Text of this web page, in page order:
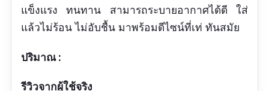
แข็งแรง ทนทาน สามารถระบายอากาศได้ดี ใส่
แล้วไม่ร้อน ไม่อับชื้น มาพร้อมดีไซน์ที่เท่ ทันสมัย
ปริมาณ :
รีวิวจากผู้ใช้จริง